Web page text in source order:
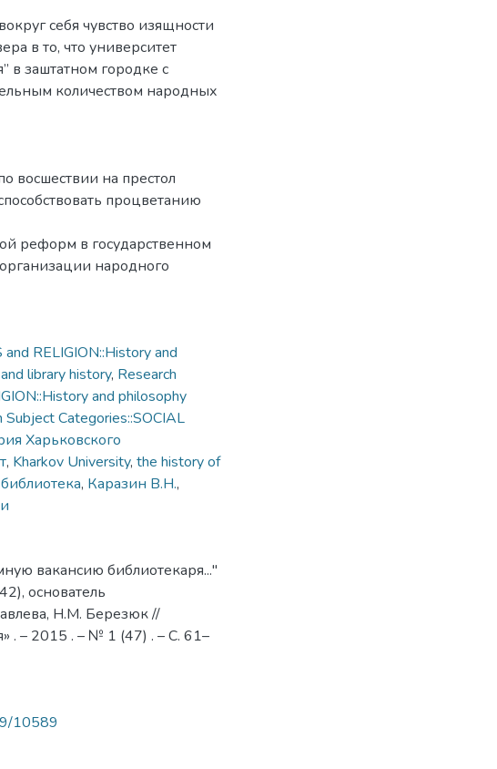
себя чувство изящности
в то, что университет
в заштатном городке с
количеством народных
восшествии на престол
процветанию
реформ в государственном
народного
RELIGION::History and
library history, Research
and philosophy
Subject Categories::SOCIAL
Харьковского
, Kharkov University, the history of
, Каразин В.Н.,
вакансию библиотекаря..."
основатель
Н.М. Березюк //
. – 2015 . – № 1 (47) . – С. 61–
10589